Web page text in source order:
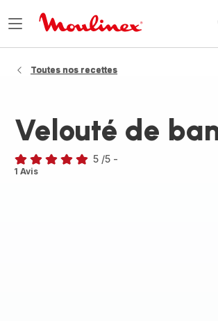
Ouvrir
Toutes nos recettes
Velouté de
Avis
5 /5 -
1 Avis